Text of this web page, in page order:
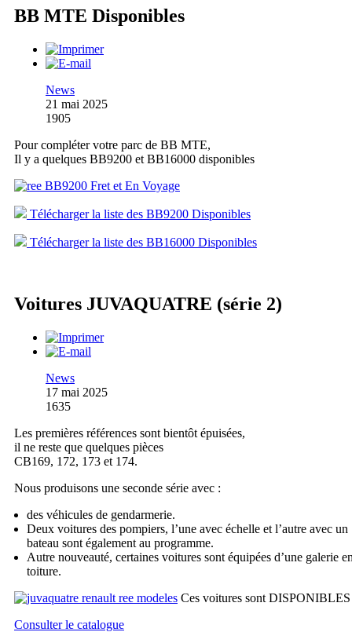
BB MTE Disponibles
News
21 mai 2025
1905
Pour compléter votre parc de BB MTE,
Il y a quelques BB9200 et BB16000 disponibles
Télécharger la liste des BB9200 Disponibles
Télécharger la liste des BB16000 Disponibles
Voitures JUVAQUATRE (série 2)
News
17 mai 2025
1635
Les premières références sont bientôt épuisées,
il ne reste que quelques pièces
CB169, 172, 173 et 174.
Nous produisons une seconde série avec :
des véhicules de gendarmerie.
Deux voitures des pompiers, l’une avec échelle et l’autre avec un
bateau sont également au programme.
Autre nouveauté, certaines voitures sont équipées d’une galerie
toiture.
Ces voitures sont DISPONIBLES
Consulter le catalogue